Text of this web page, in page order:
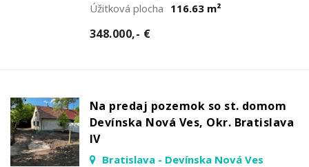
Úžitková plocha 116.63 m²
348.000,- €
Na predaj pozemok so st. domom
Devínska Nová Ves, Okr. Bratislava
IV
Bratislava - Devínska Nová Ves